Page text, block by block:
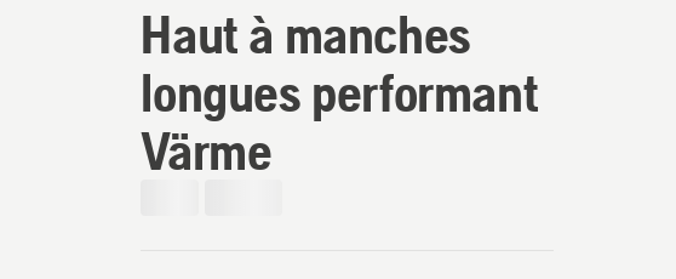
Haut à manches
longues performant
Värme